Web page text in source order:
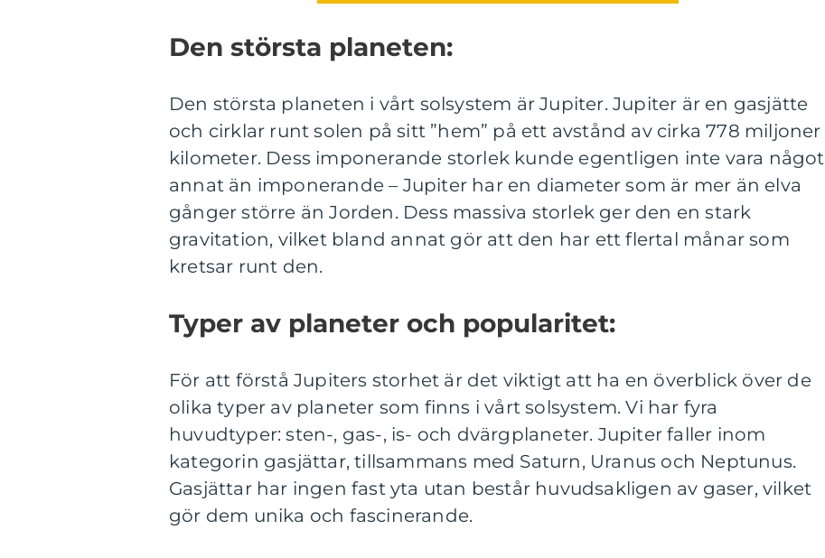
Den största planeten:
Den största planeten i vårt solsystem är Jupiter. Jupiter är en gasjätte
och cirklar runt solen på sitt ”hem” på ett avstånd av cirka 778 miljoner
kilometer. Dess imponerande storlek kunde egentligen inte vara något
annat än imponerande – Jupiter har en diameter som är mer än elva
gånger större än Jorden. Dess massiva storlek ger den en stark
gravitation, vilket bland annat gör att den har ett flertal månar som
kretsar runt den.
Typer av planeter och popularitet:
För att förstå Jupiters storhet är det viktigt att ha en överblick över de
olika typer av planeter som finns i vårt solsystem. Vi har fyra
huvudtyper: sten-, gas-, is- och dvärgplaneter. Jupiter faller inom
kategorin gasjättar, tillsammans med Saturn, Uranus och Neptunus.
Gasjättar har ingen fast yta utan består huvudsakligen av gaser, vilket
gör dem unika och fascinerande.